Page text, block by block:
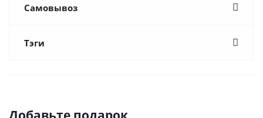
Самовывоз
Тэги